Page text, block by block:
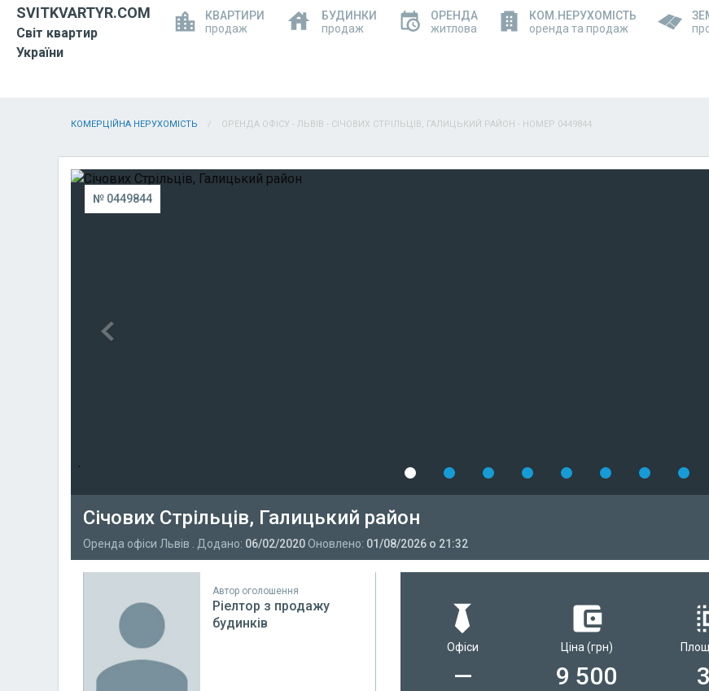
SVITKVARTYR.COM
Світ квартир
України
КВАРТИРИ
продаж
БУДИНКИ
продаж
ОРЕНДА
житлова
КОМ.НЕРУХОМІСТЬ
оренда та продаж
КОМЕРЦІЙНА НЕРУХОМІСТЬ ОРЕНДА ОФІСУ - ЛЬВІВ - СІЧОВИХ СТРІЛЬЦІВ, ГАЛИЦЬКИЙ РАЙОН - НОМЕР 0449844
№ 0449844
Січових Стрільців, Галицький район
Оренда офіси Львів . Додано: 06/02/2020 Оновлено: 01/08/2026 о 21:32
Автор оголошення
Ріелтор з продажу
будинків
Офіси
—
Ціна (грн)
9 500